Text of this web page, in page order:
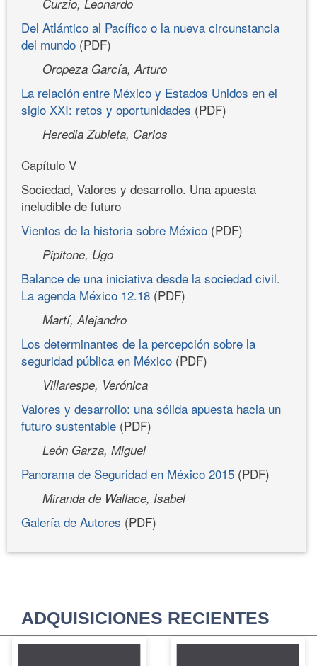
Del Atlántico al Pacífico o la nueva circunstancia
del mundo (PDF)
Oropeza García, Arturo
La relación entre México y Estados Unidos en el
siglo XXI: retos y oportunidades (PDF)
Heredia Zubieta, Carlos
Capítulo V
Sociedad, Valores y desarrollo. Una apuesta
ineludible de futuro
Vientos de la historia sobre México (PDF)
Pipitone, Ugo
Balance de una iniciativa desde la sociedad civil.
La agenda México 12.18 (PDF)
Martí, Alejandro
Los determinantes de la percepción sobre la
seguridad pública en México (PDF)
Villarespe, Verónica
Valores y desarrollo: una sólida apuesta hacia un
futuro sustentable (PDF)
León Garza, Miguel
Panorama de Seguridad en México 2015 (PDF)
Miranda de Wallace, Isabel
Galería de Autores (PDF)
ADQUISICIONES RECIENTES